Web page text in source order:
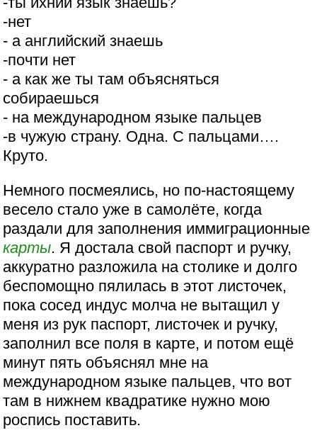
-нет
- а английский знаешь
-почти нет
- а как же ты там объясняться
собираешься
- на международном языке пальцев
-в чужую страну. Одна. С пальцами….
Круто.
Немного посмеялись, но по-настоящему
весело стало уже в самолёте, когда
раздали для заполнения иммиграционные
карты. Я достала свой паспорт и ручку,
аккуратно разложила на столике и долго
беспомощно пялилась в этот листочек,
пока сосед индус молча не вытащил у
меня из рук паспорт, листочек и ручку,
заполнил все поля в карте, и потом ещё
минут пять объяснял мне на
международном языке пальцев, что вот
там в нижнем квадратике нужно мою
роспись поставить.